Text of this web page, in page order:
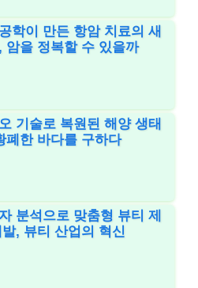
학이 만든 항암 치료의 새
암을 정복할 수 있을까
기술로 복원된 해양 생태
폐한 바다를 구하다
분석으로 맞춤형 뷰티 제
, 뷰티 산업의 혁신